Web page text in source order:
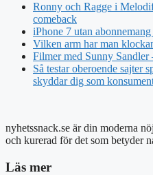
Ronny och Ragge i
comeback
iPhone 7 utan
Vilken arm har man
Filmer med Sunny
Så testar oberoende sajter
skyddar dig som
nyhetssnack.se är din moderna
och kurerad för det som betyder
Läs mer